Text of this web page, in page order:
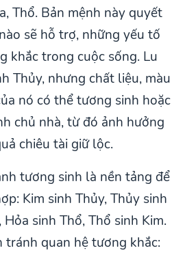
Thổ. Bản mệnh này quyết
sẽ hỗ trợ, những yếu tố
khắc trong cuộc sống. Lu
Thủy, nhưng chất liệu, màu
nó có thể tương sinh hoặc
chủ nhà, từ đó ảnh hưởng
chiêu tài giữ lộc.
tương sinh là nền tảng để
Kim sinh Thủy, Thủy sinh
sinh Thổ, Thổ sinh Kim.
quan hệ tương khắc: